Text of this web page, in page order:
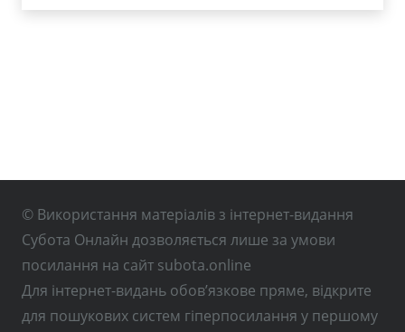
© Використання матеріалів з інтернет-видання
Субота Онлайн дозволяється лише за умови
посилання на сайт subota.online
Для інтернет-видань обов’язкове пряме, відкрите
для пошукових систем гіперпосилання у першому